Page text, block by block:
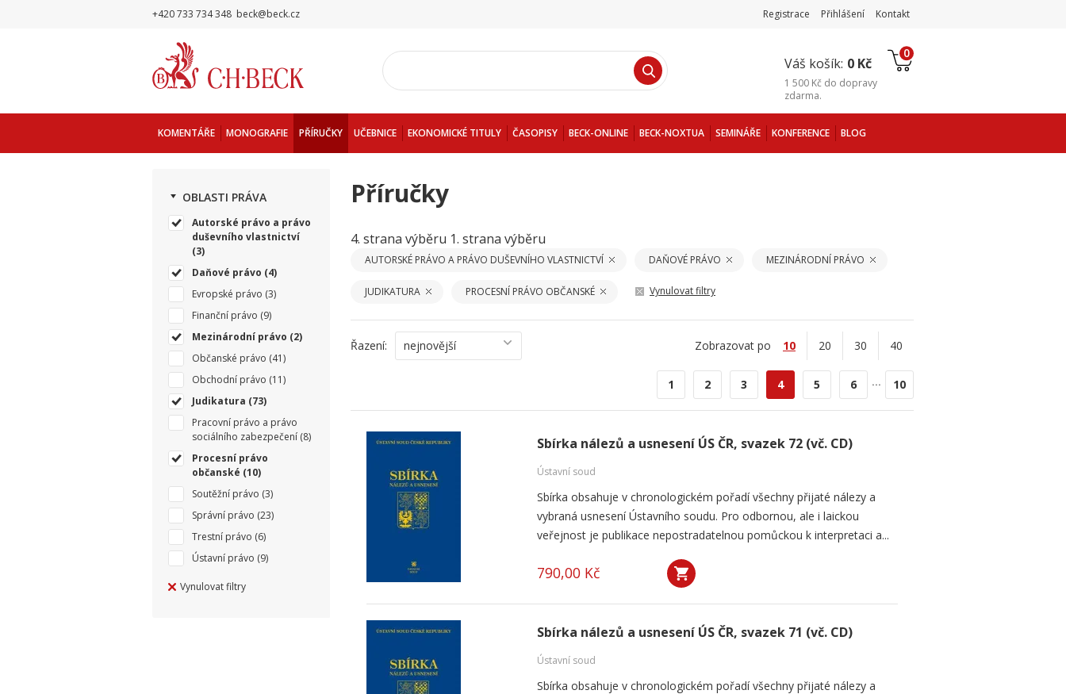
+420 733 734 348 beck@beck.cz Registrace Přihlášení Kontakt
Váš košík: 0 Kč
0
1 500 Kč do dopravy
zdarma.
KOMENTÁŘE MONOGRAFIE PŘÍRUČKY UČEBNICE EKONOMICKÉ TITULY ČASOPISY BECK-ONLINE BECK-NOXTUA SEMINÁŘE KONFERENCE BLOG
OBLASTI PRÁVA
Autorské právo a právo
duševního vlastnictví
(3)
Daňové právo (4)
Evropské právo (3)
Finanční právo (9)
Mezinárodní právo (2)
Občanské právo (41)
Obchodní právo (11)
Judikatura (73)
Pracovní právo a právo
sociálního zabezpečení (8)
Procesní právo
občanské (10)
Soutěžní právo (3)
Správní právo (23)
Trestní právo (6)
Ústavní právo (9)
Vynulovat filtry
Příručky
4. strana výběru 1. strana výběru
AUTORSKÉ PRÁVO A PRÁVO DUŠEVNÍHO VLASTNICTVÍ DAŇOVÉ PRÁVO MEZINÁRODNÍ PRÁVO
JUDIKATURA PROCESNÍ PRÁVO OBČANSKÉ Vynulovat filtry
Řazení: nejnovější Zobrazovat po 10 20 30 40
1 2 3 4 5 6 ... 10
Sbírka nálezů a usnesení ÚS ČR, svazek 72 (vč. CD)
Ústavní soud
Sbírka obsahuje v chronologickém pořadí všechny přijaté nálezy a
vybraná usnesení Ústavního soudu. Pro odbornou, ale i laickou
veřejnost je publikace nepostradatelnou pomůckou k interpretaci a...
790,00 Kč
Sbírka nálezů a usnesení ÚS ČR, svazek 71 (vč. CD)
Ústavní soud
Sbírka obsahuje v chronologickém pořadí všechny přijaté nálezy a